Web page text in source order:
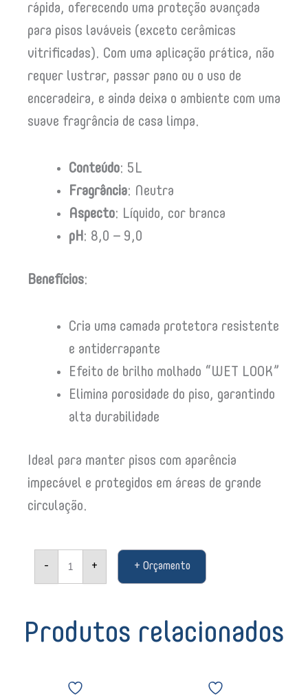
rápida, oferecendo uma proteção avançada
para pisos laváveis (exceto cerâmicas
vitrificadas). Com uma aplicação prática, não
requer lustrar, passar pano ou o uso de
enceradeira, e ainda deixa o ambiente com uma
suave fragrância de casa limpa.
Conteúdo: 5L
Fragrância: Neutra
Aspecto: Líquido, cor branca
pH: 8,0 – 9,0
Benefícios:
Cria uma camada protetora resistente
e antiderrapante
Efeito de brilho molhado “WET LOOK”
Elimina porosidade do piso, garantindo
alta durabilidade
Ideal para manter pisos com aparência
impecável e protegidos em áreas de grande
circulação.
-
Impermeabilizante
Max
4739
quantidade
+ + Orçamento
Produtos relacionados
esponja
Sanro